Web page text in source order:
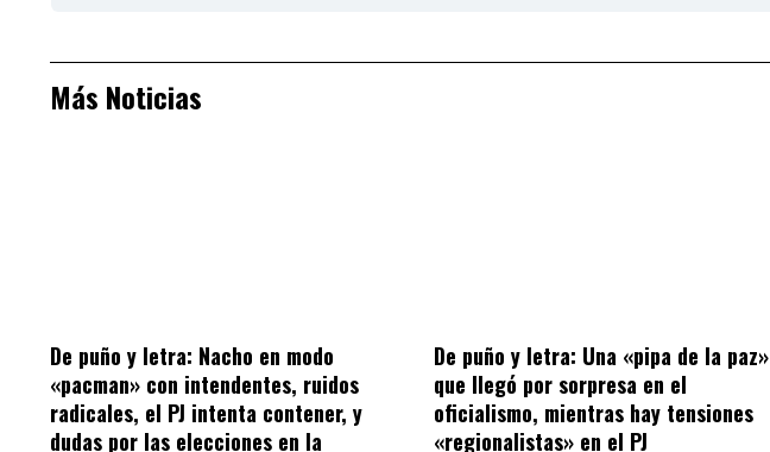
Más Noticias
De puño y letra: Nacho en modo
«pacman» con intendentes, ruidos
radicales, el PJ intenta contener, y
dudas por las elecciones en la
De puño y letra: Una «pipa de la paz»
que llegó por sorpresa en el
oficialismo, mientras hay tensiones
«regionalistas» en el PJ